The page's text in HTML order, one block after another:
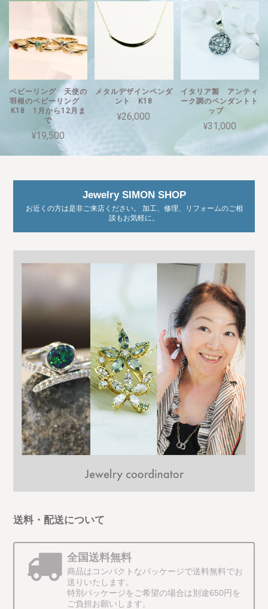
ベビーリング 天使の
羽根のベビーリング
K18 1月から12月ま
で
¥19,500
メタルデザインペンダ
ント K18
¥26,000
イタリア製 アンティ
ーク調のペンダントト
ップ
¥31,000
Jewelry SIMON SHOP
お近くの方は是非ご来店ください。 加工、修理、リフォームのご相
談もお気軽に。
送料・配送について
全国送料無料
商品はコンパクトなパッケージで送料無料でお
送りいたします。
特別パッケージをご希望の場合は別途650円を
ご負担お願いします。